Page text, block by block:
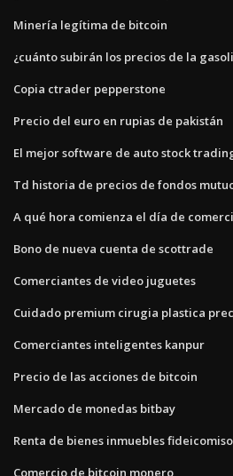
Minería legítima de bitcoin
¿cuánto subirán los precios de la
Copia ctrader pepperstone
Precio del euro en rupias de pakistán
El mejor software de auto stock
Td historia de precios de fondos
A qué hora comienza el día de
Bono de nueva cuenta de scottrade
Comerciantes de video juguetes
Cuidado premium cirugia plastica
Comerciantes inteligentes kanpur
Precio de las acciones de bitcoin
Mercado de monedas bitbay
Renta de bienes inmuebles
Comercio de bitcoin monero